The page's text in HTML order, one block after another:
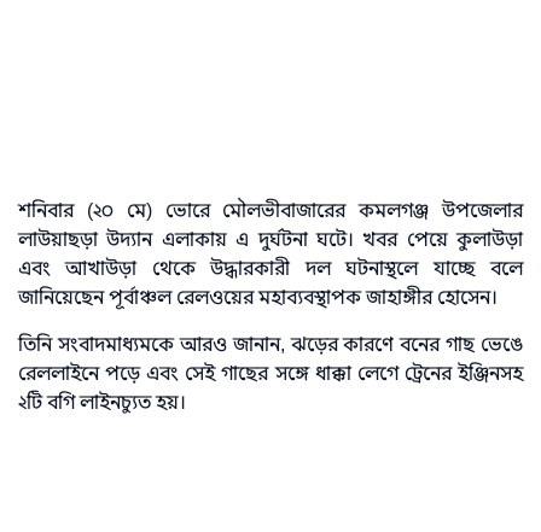
শনিবার (২০ মে) ভোরে মৌলভীবাজারের কমলগঞ্জ উপজেলার
লাউয়াছড়া উদ্যান এলাকায় এ দুর্ঘটনা ঘটে। খবর পেয়ে কুলাউড়া
এবং আখাউড়া থেকে উদ্ধারকারী দল ঘটনাস্থলে যাচ্ছে বলে
জানিয়েছেন পূর্বাঞ্চল রেলওয়ের মহাব্যবস্থাপক জাহাঙ্গীর হোসেন।
তিনি সংবাদমাধ্যমকে আরও জানান, ঝড়ের কারণে বনের গাছ ভেঙে
রেললাইনে পড়ে এবং সেই গাছের সঙ্গে ধাক্কা লেগে ট্রেনের ইঞ্জিনসহ
২টি বগি লাইনচ্যুত হয়।